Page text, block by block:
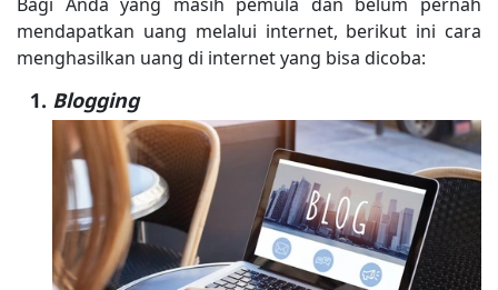
mendapatkan uang melalui internet, berikut ini cara
menghasilkan uang di internet yang bisa dicoba:
Blogging